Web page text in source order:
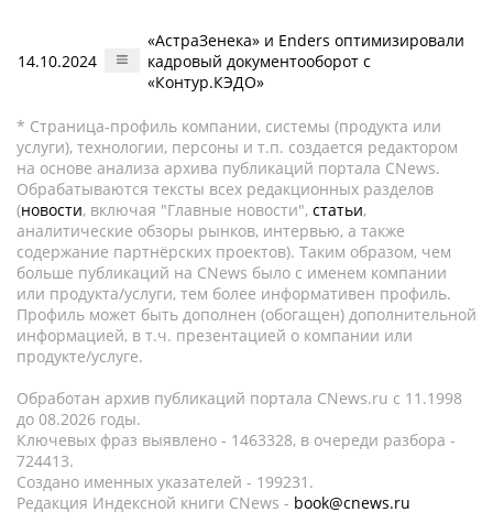
14.10.2024
«АстраЗенека» и Enders оптимизировали
кадровый документооборот с
«Контур.КЭДО»
* Страница-профиль компании, системы (продукта или
услуги), технологии, персоны и т.п. создается редактором
на основе анализа архива публикаций портала CNews.
Обрабатываются тексты всех редакционных разделов
(новости, включая "Главные новости", статьи,
аналитические обзоры рынков, интервью, а также
содержание партнёрских проектов). Таким образом, чем
больше публикаций на CNews было с именем компании
или продукта/услуги, тем более информативен профиль.
Профиль может быть дополнен (обогащен) дополнительной
информацией, в т.ч. презентацией о компании или
продукте/услуге.
Обработан архив публикаций портала CNews.ru c 11.1998
до 08.2026 годы.
Ключевых фраз выявлено - 1463328, в очереди разбора -
724413.
Создано именных указателей - 199231.
Редакция Индексной книги CNews - book@cnews.ru